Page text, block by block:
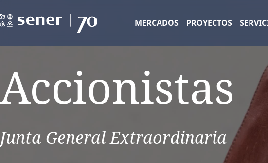
MERCADOS PROYECTOS
Accionistas
Junta General Extraordinaria